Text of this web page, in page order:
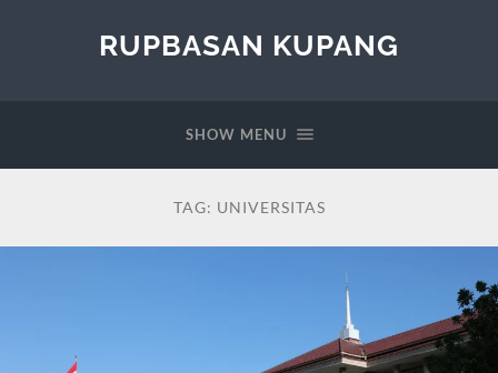
RUPBASAN KUPANG
SHOW MENU
TAG: UNIVERSITAS